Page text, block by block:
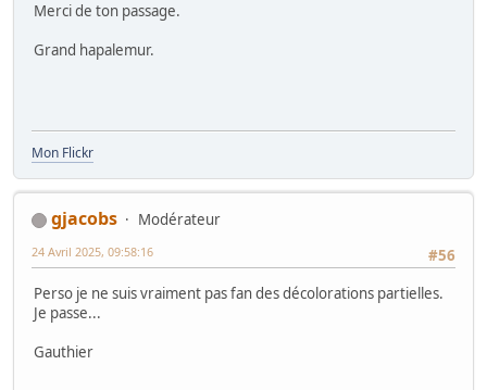
Merci de ton passage.
Grand hapalemur.
Mon Flickr
gjacobs
Modérateur
#56
24 Avril 2025, 09:58:16
Perso je ne suis vraiment pas fan des décolorations partielles.
Je passe...
Gauthier